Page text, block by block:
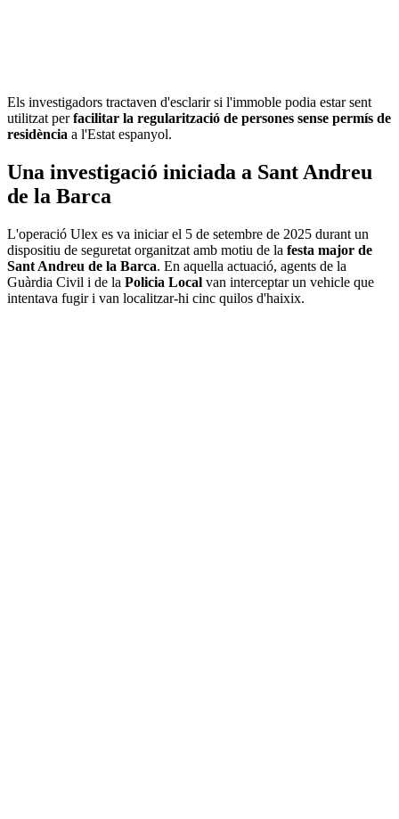
Els investigadors tractaven d'esclarir si l'immoble podia estar sent
utilitzat perfacilitar la regularització de persones sense permís de
residència a l'Estat espanyol.
Una investigació iniciada a Sant Andreu
de la Barca
L'operació Ulex es va iniciar el 5 de setembre de 2025 durant un
dispositiu de seguretat organitzat amb motiu de la festa major de
Sant Andreu de la Barca. En aquella actuació, agents de la
Guàrdia Civil i de la Policia Local van interceptar un vehicle que
intentava fugir i van localitzar-hi cinc quilos d'haixix.